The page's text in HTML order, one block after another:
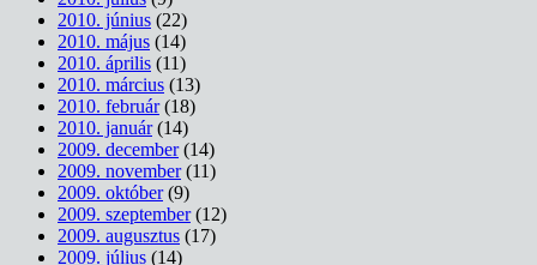
2010. június (22)
2010. május (14)
2010. április (11)
2010. március (13)
2010. február(18)
2010. január(14)
2009. december(14)
2009. november(11)
2009. október(9)
2009. szeptember(12)
2009. augusztus (17)
2009. július (14)